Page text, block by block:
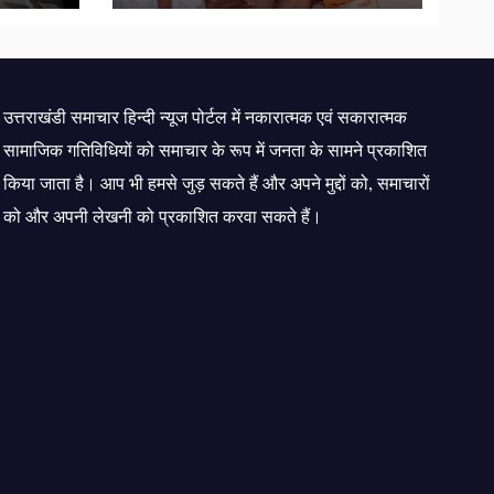
स्वास्थ्य सेवा शिविर का किया
हाथों से परोसा भोजन
उत्तराखंडी समाचार हिन्दी न्यूज पोर्टल में नकारात्मक एवं सकारात्मक
सामाजिक गतिविधियों को समाचार के रूप में जनता के सामने प्रकाशित
किया जाता है। आप भी हमसे जुड़ सकते हैं और अपने मुद्दों को, समाचारों
को और अपनी लेखनी को प्रकाशित करवा सकते हैं।